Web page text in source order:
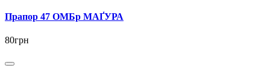
Прапор 47 ОМБр МАҐУРА
80грн